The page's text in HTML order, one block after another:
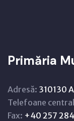
Primăria
Adresă: 310130
Telefoane
Fax: +40 257